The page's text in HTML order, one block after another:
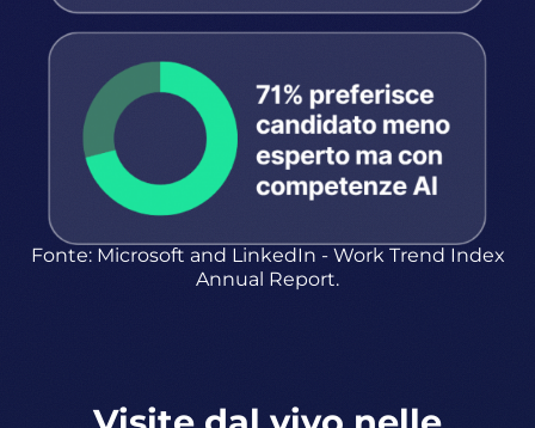
Fonte: Microsoft and LinkedIn - Work Trend Index
Annual Report.